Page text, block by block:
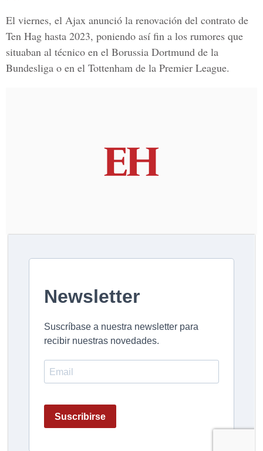
El viernes, el Ajax anunció la renovación del contrato de
Ten Hag hasta 2023, poniendo así fin a los rumores que
situaban al técnico en el Borussia Dortmund de la
Bundesliga o en el Tottenham de la Premier League.